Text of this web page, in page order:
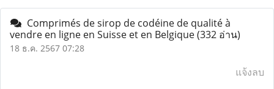
Comprimés de sirop de codéine de qualité à
vendre en ligne en Suisse et en Belgique(332 อ่าน)
18 ธ.ค. 2567 07:28
แจ้งลบ